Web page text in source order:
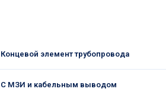
Концевой элемент трубопровода
С МЗИ и кабельным выводом